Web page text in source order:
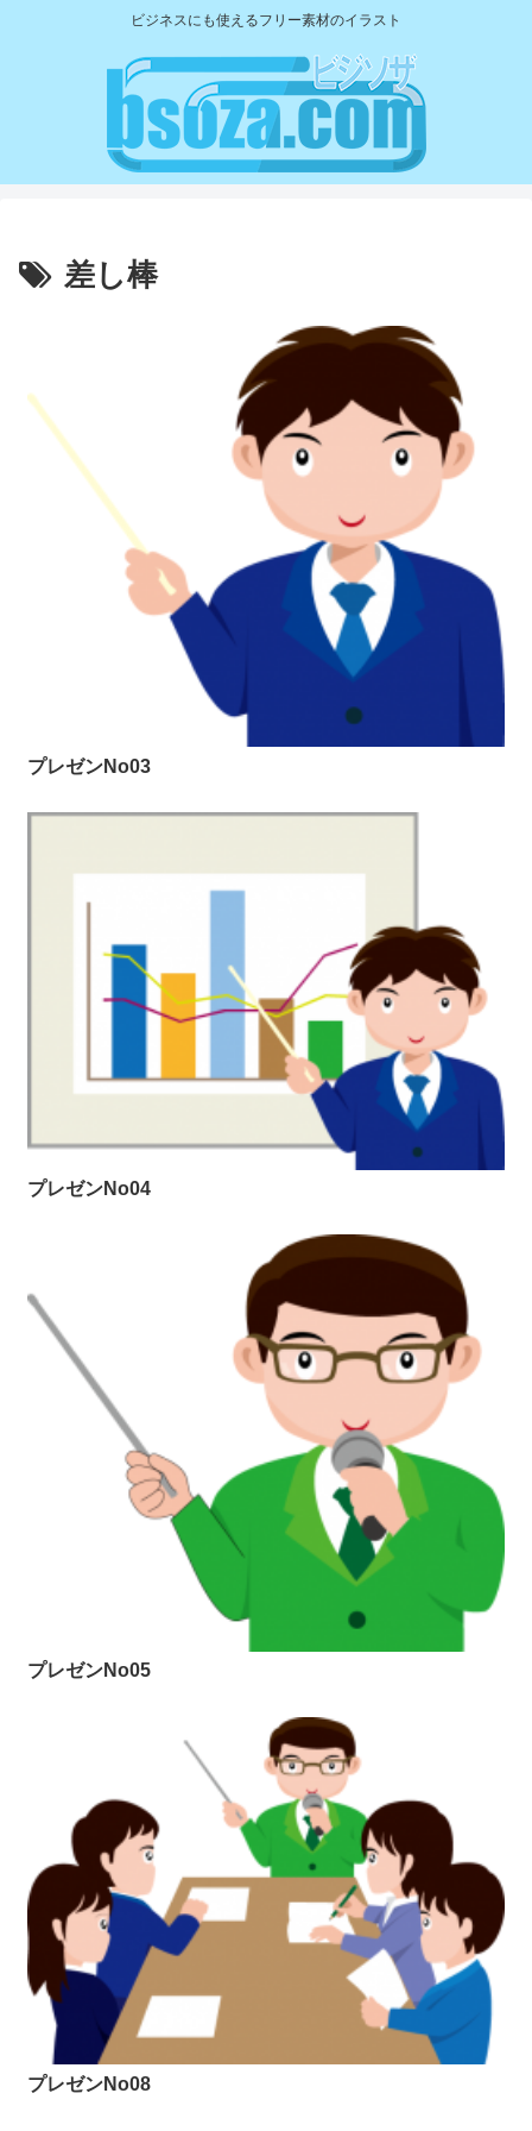
ビジネスにも使えるフリー素材のイラスト
差し棒
プレゼンNo03
プレゼンNo04
プレゼンNo05
プレゼンNo08